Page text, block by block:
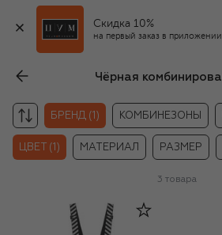
Скидка 10%
на первый заказ в приложении
БРЕНД (1) КОМБИНЕЗОНЫ
ЦВЕТ (1) МАТЕРИАЛ РАЗМЕР
3 товара